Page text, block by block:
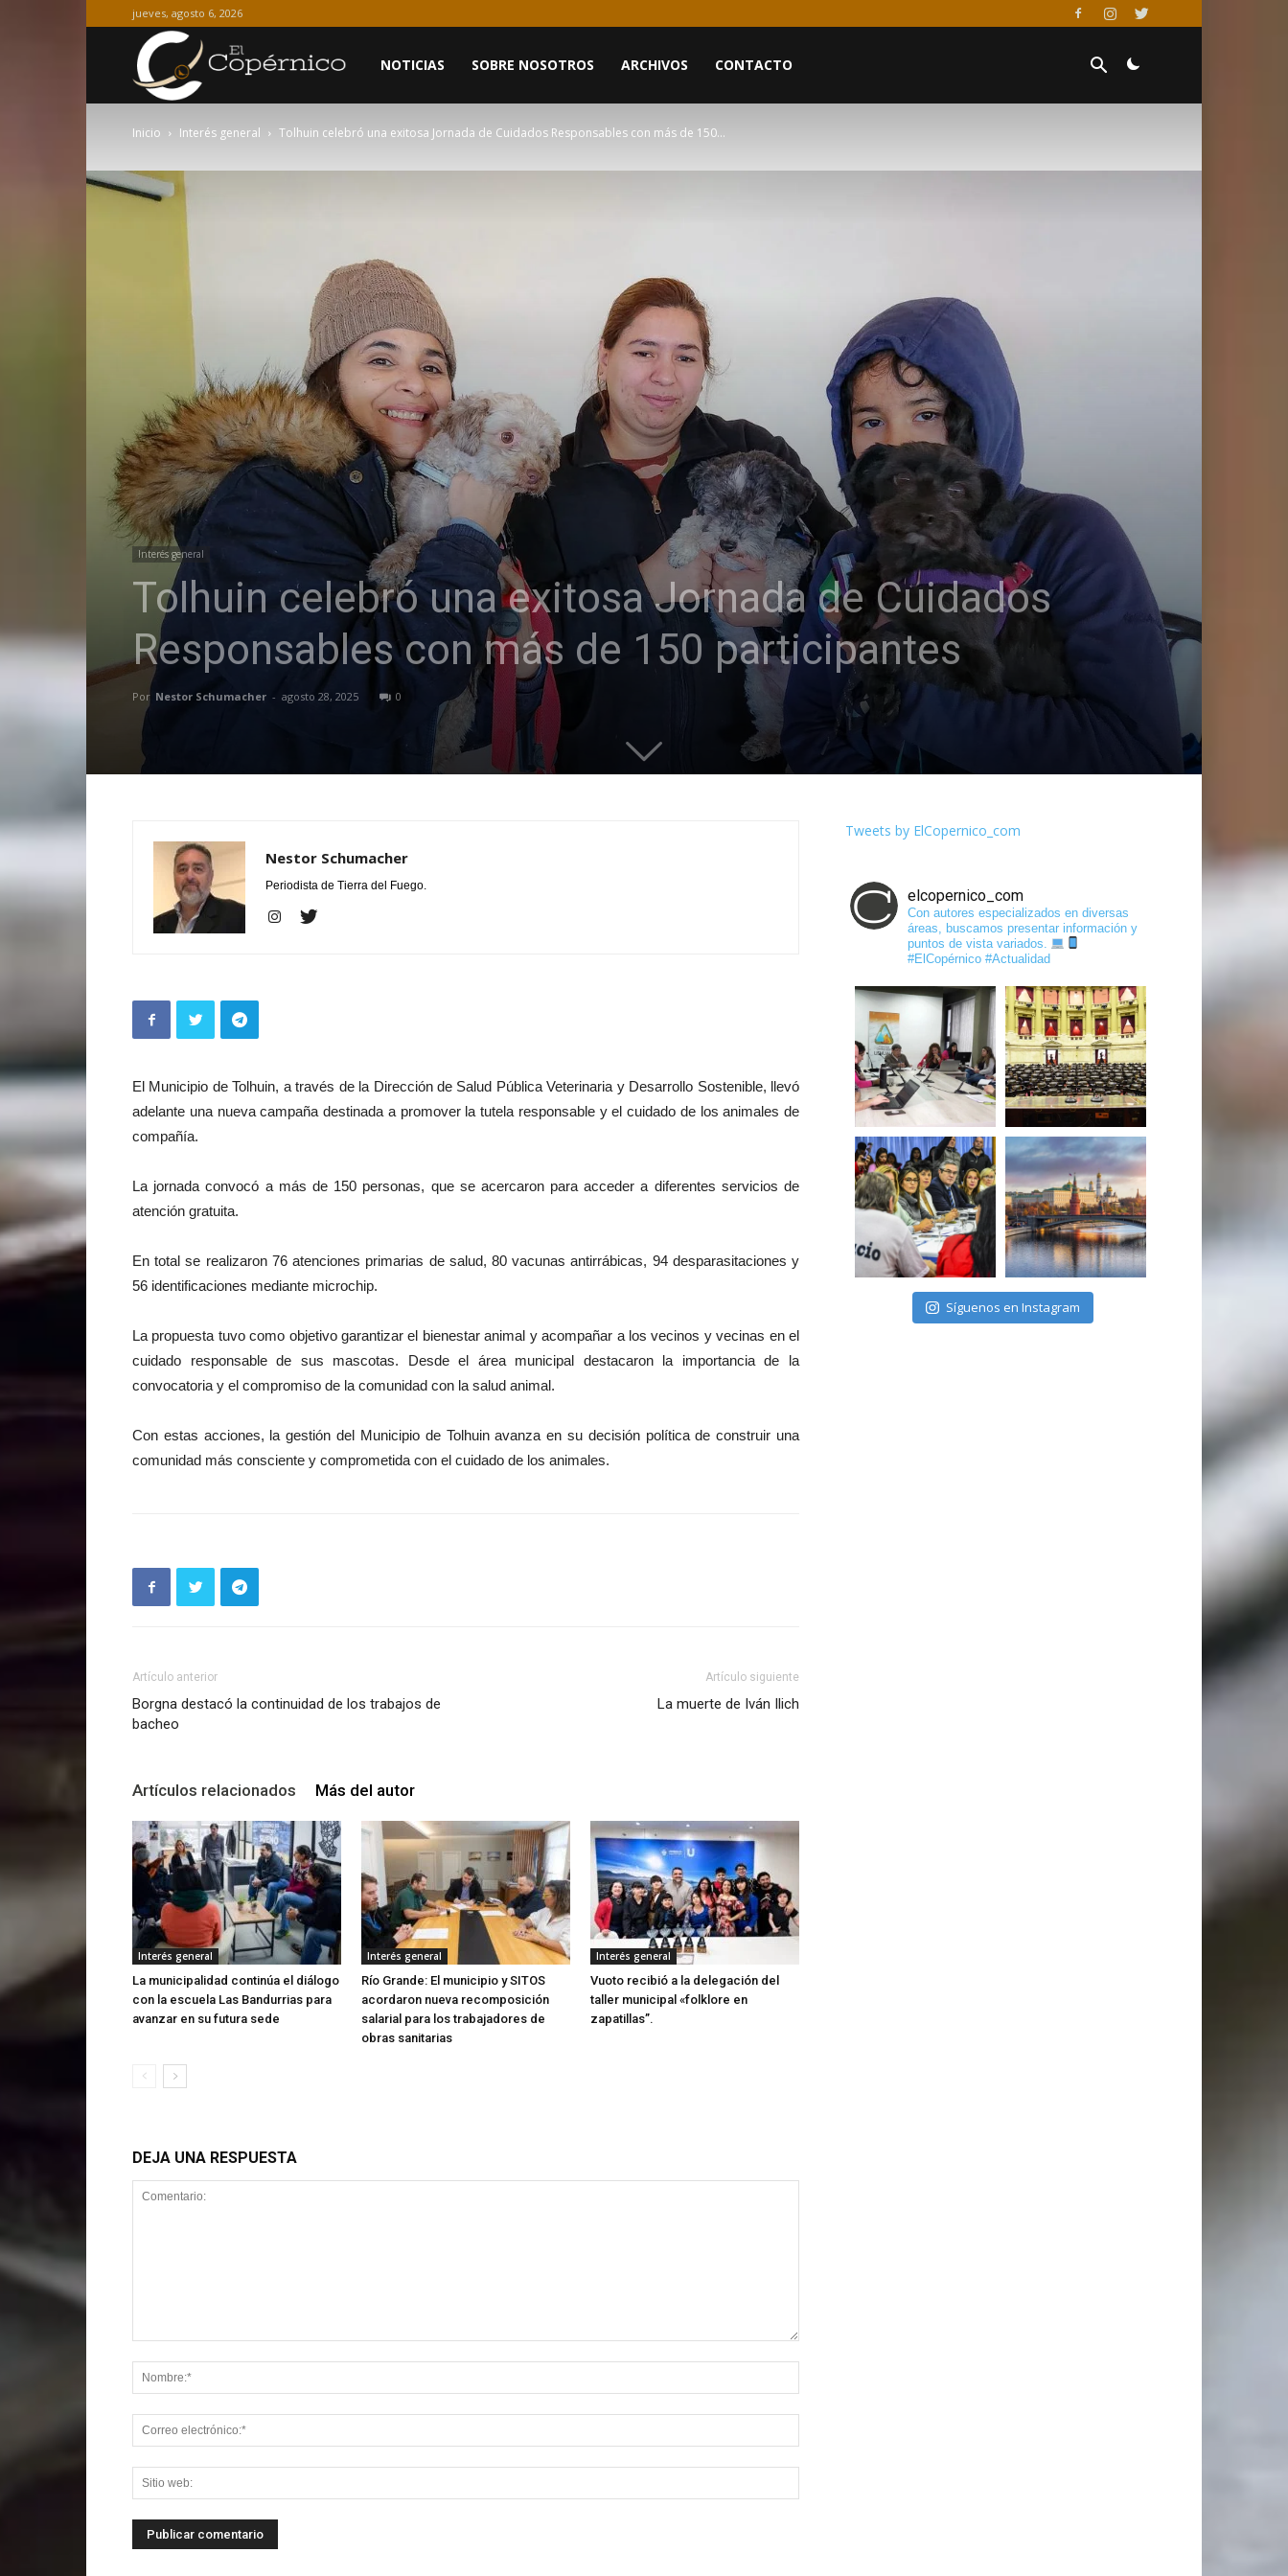
jueves, agosto 6, 2026
Copérnico
NOTICIAS SOBRE NOSOTROS ARCHIVOS CONTACTO
Inicio Interés general Tolhuin celebró una exitosa Jornada de Cuidados Responsables con más de 150...
Interés general
Tolhuin celebró una exitosa Jornada de Cuidados
Responsables con más de 150 participantes
Por Nestor Schumacher - agosto 28, 2025 0
Nestor Schumacher
Periodista de Tierra del Fuego.
El Municipio de Tolhuin, a través de la Dirección de Salud Pública Veterinaria y Desarrollo Sostenible, llevó
adelante una nueva campaña destinada a promover la tutela responsable y el cuidado de los animales de
compañía.
La jornada convocó a más de 150 personas, que se acercaron para acceder a diferentes servicios de
atención gratuita.
En total se realizaron 76 atenciones primarias de salud, 80 vacunas antirrábicas, 94 desparasitaciones y
56 identificaciones mediante microchip.
La propuesta tuvo como objetivo garantizar el bienestar animal y acompañar a los vecinos y vecinas en el
cuidado responsable de sus mascotas. Desde el área municipal destacaron la importancia de la
convocatoria y el compromiso de la comunidad con la salud animal.
Con estas acciones, la gestión del Municipio de Tolhuin avanza en su decisión política de construir una
comunidad más consciente y comprometida con el cuidado de los animales.
Artículo anterior
Borgna destacó la continuidad de los trabajos de
bacheo
Artículo siguiente
La muerte de Iván Ilich
Artículos relacionados Más del autor
Interés general
La municipalidad continúa el diálogo
con la escuela Las Bandurrias para
avanzar en su futura sede
Interés general
Río Grande: El municipio y SITOS
acordaron nueva recomposición
salarial para los trabajadores de
obras sanitarias
Interés general
Vuoto recibió a la delegación del
taller municipal «folklore en
zapatillas”.
DEJA UNA RESPUESTA
Tweets by ElCopernico_com
elcopernico_com
Con autores especializados en diversas
áreas, buscamos presentar información y
puntos de vista variados.
#ElCopérnico #Actualidad
Síguenos en Instagram